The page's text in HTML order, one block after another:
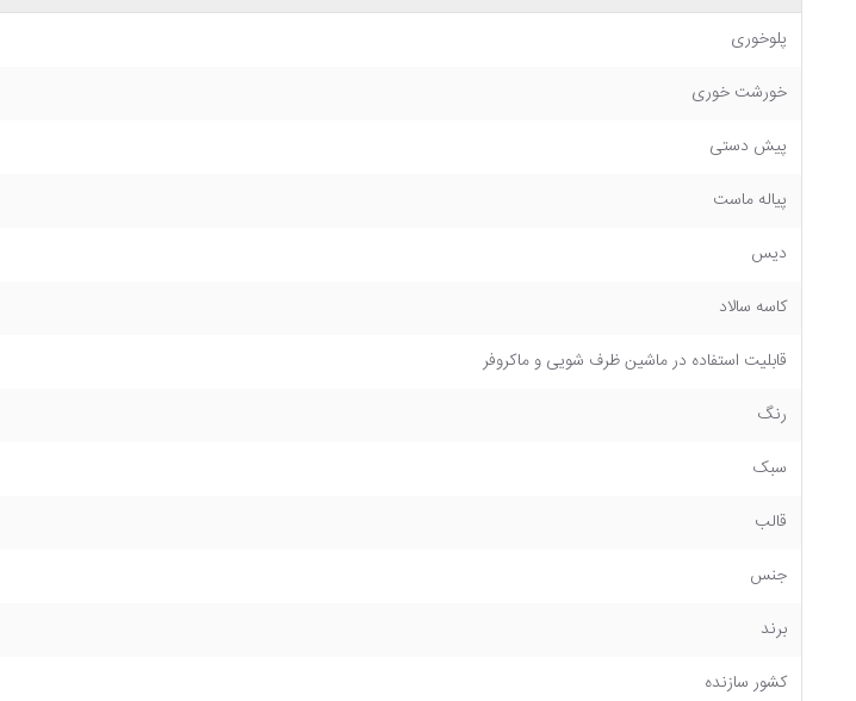
پلوخوری
خورشت خوری
پیش دستی
پیاله ماست
دیس
کاسه سالاد
قابلیت استفاده در ماشین ظرف شویی و ماکروفر
رنگ
سبک
قالب
جنس
برند
کشور سازنده